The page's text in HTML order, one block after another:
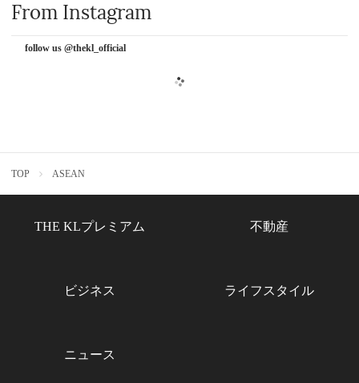
From Instagram
follow us @thekl_official
TOP ASEAN
THE KLプレミアム 不動産
ビジネス ライフスタイル
ニュース